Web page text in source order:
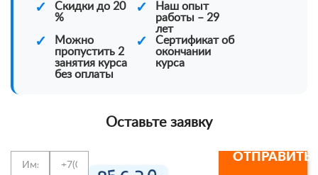
✓
Скидки до 20
%
✓
Наш опыт
работы – 29
лет
✓
Можно
пропустить 2
занятия курса
без оплаты
✓
Сертификат об
окончании
курса
Оставьте заявку
ОТПРАВИТЬ